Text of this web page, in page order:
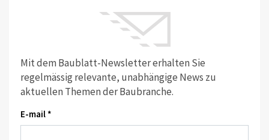
Mit dem Baublatt-Newsletter erhalten Sie
regelmässig relevante, unabhängige News zu
aktuellen Themen der Baubranche.
E-mail *